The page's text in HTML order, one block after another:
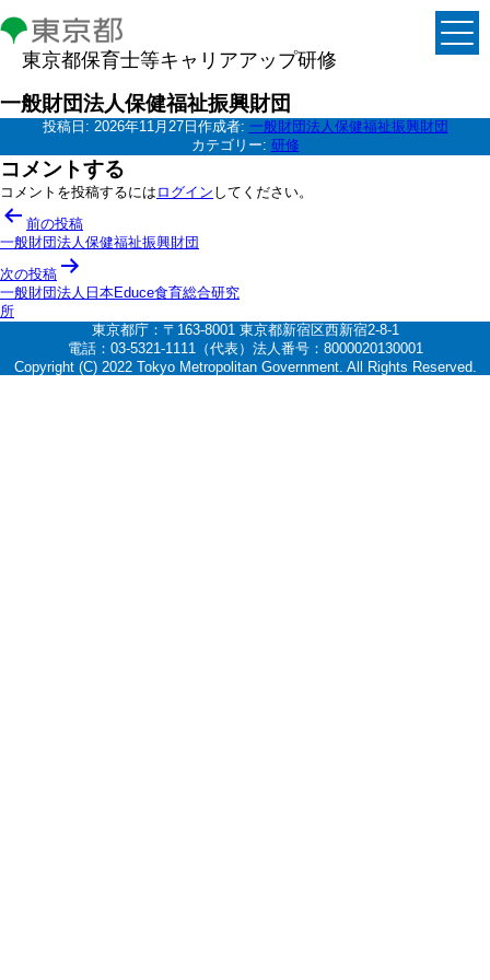
東京都保育士等キャリアアップ研修
一般財団法人保健福祉振興財団
投稿日: 2026年11月27日 作成者: 一般財団法人保健福祉振興財団
カテゴリー: 研修
コメントする
コメントを投稿するには ログイン してください。
投
稿
ナ
ビ
ゲ
ー
前の投稿
一般財団法人保健福祉振興財団
次の投稿
一般財団法人日本Educe食育総合研究
所
東京都庁：〒163-8001 東京都新宿区西新宿2-8-1
電話：03-5321-1111（代表）法人番号：8000020130001
Copyright (C) 2022 Tokyo Metropolitan Government. All Rights Reserved.